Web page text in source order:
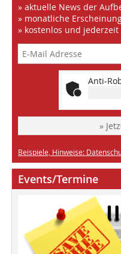
» aktuelle News der
» monatliche
» kostenlos und
Anti-
»
Beispiele, Hinweise:
Events/Termine